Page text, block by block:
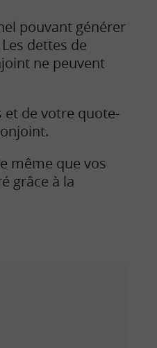
pouvant générer
dettes de
ne peuvent
et de votre quote-
même que vos
grâce à la